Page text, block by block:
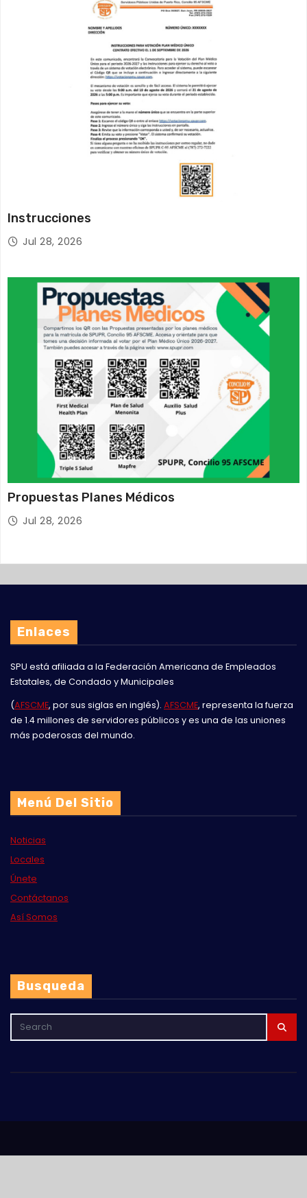
Instrucciones
Jul 28, 2026
Propuestas Planes Médicos
Jul 28, 2026
Enlaces
SPU está afiliada a la Federación Americana de Empleados
Estatales, de Condado y Municipales
(AFSCME, por sus siglas en inglés). AFSCME, representa la fuerza
de 1.4 millones de servidores públicos y es una de las uniones
más poderosas del mundo.
Menú Del Sitio
Noticias
Locales
Únete
Contáctanos
Así Somos
Busqueda